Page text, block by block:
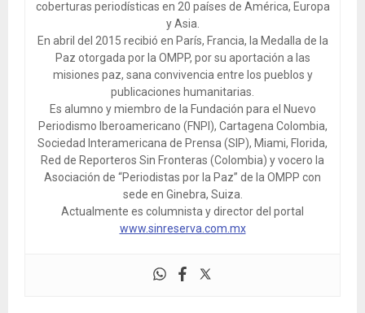
coberturas periodísticas en 20 países de América, Europa
y Asia.
En abril del 2015 recibió en París, Francia, la Medalla de la
Paz otorgada por la OMPP, por su aportación a las
misiones paz, sana convivencia entre los pueblos y
publicaciones humanitarias.
Es alumno y miembro de la Fundación para el Nuevo
Periodismo Iberoamericano (FNPI), Cartagena Colombia,
Sociedad Interamericana de Prensa (SIP), Miami, Florida,
Red de Reporteros Sin Fronteras (Colombia) y vocero la
Asociación de “Periodistas por la Paz” de la OMPP con
sede en Ginebra, Suiza.
Actualmente es columnista y director del portal
www.sinreserva.com.mx